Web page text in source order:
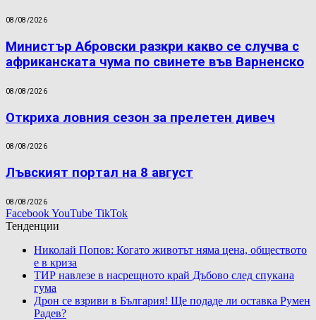
08/08/2026
Министър Абровски разкри какво се случва с
африканската чума по свинете във Варненско
08/08/2026
Откриха ловния сезон за прелетен дивеч
08/08/2026
Лъвският портал на 8 август
08/08/2026
FacebookYouTube TikTok
Тенденции
Николай Попов: Когато животът няма цена, обществото
е в криза
ТИР навлезе в насрещното край Дъбово след спукана
гума
Дрон се взриви в България! Ще подаде ли оставка Румен
Радев?